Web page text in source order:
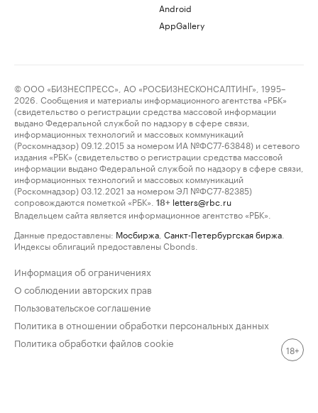
Android
AppGallery
© ООО «БИЗНЕСПРЕСС», АО «РОСБИЗНЕСКОНСАЛТИНГ», 1995–
2026. Сообщения и материалы информационного агентства «РБК»
(свидетельство о регистрации средства массовой информации
выдано Федеральной службой по надзору в сфере связи,
информационных технологий и массовых коммуникаций
(Роскомнадзор) 09.12.2015 за номером ИА №ФС77-63848) и сетевого
издания «РБК» (свидетельство о регистрации средства массовой
информации выдано Федеральной службой по надзору в сфере связи,
информационных технологий и массовых коммуникаций
(Роскомнадзор) 03.12.2021 за номером ЭЛ №ФС77-82385)
сопровождаются пометкой «РБК».
18+ letters@rbc.ru
Владельцем сайта является информационное агентство «РБК».
Данные предоставлены: Мосбиржа Санкт-Петербургская биржа
Индексы облигаций предоставлены Cbonds.
Информация об ограничениях
О соблюдении авторских прав
Пользовательское соглашение
Политика в отношении обработки персональных данных
Политика обработки файлов cookie
18+